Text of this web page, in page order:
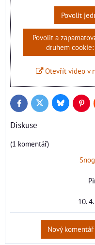
Povolit
Povolit a
druhem
Otevřít video v
FacebookTwitter Bluesky
Diskuse
(1 komentář)
10.
Nový komentář